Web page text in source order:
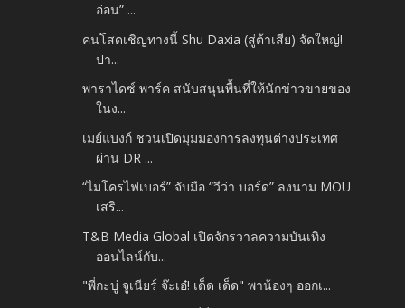
อ่อน” ...
คนโสดเชิญทางนี้ Shu Daxia (สู่ต้าเสีย) จัดใหญ่!
ปา...
พาราไดซ์ พาร์ค สนับสนุนพื้นที่ให้นักข่าวขายของ
ในง...
เมย์แบงก์ ชวนเปิดมุมมองการลงทุนต่างประเทศ
ผ่าน DR ...
“ไมโครไฟเบอร์” จับมือ “วีว่า บอร์ด” ลงนาม MOU
เสริ...
T&B Media Global เปิดจักรวาลความบันเทิง
ออนไลน์กับ...
"พี่กะบู่ จูเนียร์ จ๊ะเอ๋! เด็ด เด็ด" พาน้องๆ ออกเ...